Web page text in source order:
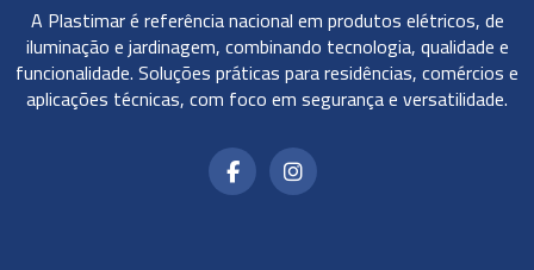
A Plastimar é referência nacional em produtos elétricos, de
iluminação e jardinagem, combinando tecnologia, qualidade e
funcionalidade. Soluções práticas para residências, comércios e
aplicações técnicas, com foco em segurança e versatilidade.